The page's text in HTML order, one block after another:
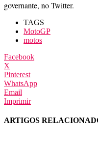
governante, no Twitter.
TAGS
MotoGP
motos
Facebook
X
Pinterest
WhatsApp
Email
Imprimir
ARTIGOS